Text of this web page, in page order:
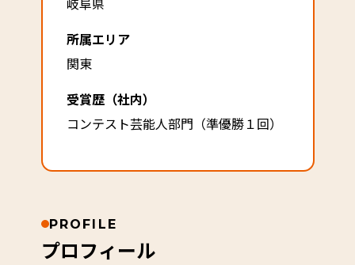
所属エリア
関東
受賞歴（社内）
コンテスト芸能人部門（準優勝１回）
PROFILE
プロフィール